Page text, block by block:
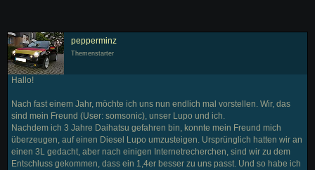
pepperminz
Themenstarter
Hallo!
Nach fast einem Jahr, möchte ich uns nun endlich mal vorstellen. Wir, das
sind mein Freund (User: somsonic), unser Lupo und ich.
Nachdem ich 3 Jahre Daihatsu gefahren bin, konnte mein Freund mich
überzeugen, auf einen Diesel Lupo umzusteigen. Ursprünglich hatten wir an
einen 3L gedacht, aber nach einigen Internetrecherchen, sind wir zu dem
Entschluss gekommen, dass ein 1,4er besser zu uns passt. Und so habe ich